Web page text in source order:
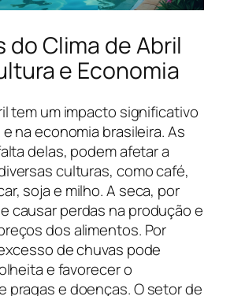
do Clima de Abril
e Economia
tem um impacto significativo
na economia brasileira. As
delas, podem afetar a
culturas, como café,
soja e milho. A seca, por
causar perdas na produção e
dos alimentos. Por
de chuvas pode
e favorecer o
pragas e doenças. O setor de